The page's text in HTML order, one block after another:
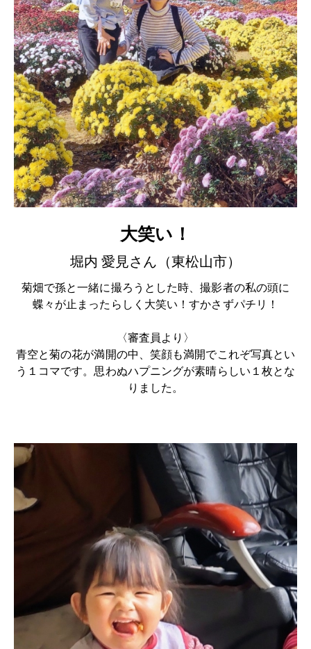
大笑い！
堀内 愛見さん（東松山市）
菊畑で孫と一緒に撮ろうとした時、撮影者の私の頭に
蝶々が止まったらしく大笑い！すかさずパチリ！
〈審査員より〉
青空と菊の花が満開の中、笑顔も満開でこれぞ写真とい
う１コマです。思わぬハプニングが素晴らしい１枚とな
りました。